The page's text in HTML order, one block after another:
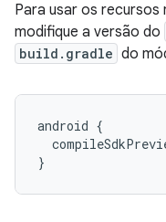
Para usar os recursos
modifique a versão do
build.gradle do
android {